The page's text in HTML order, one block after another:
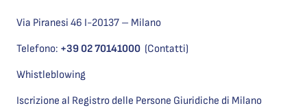
Via Piranesi 46 I-20137 – Milano
Telefono: +39 02 70141000 (Contatti)
Whistleblowing
Iscrizione al Registro delle Persone Giuridiche di Milano